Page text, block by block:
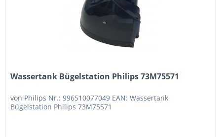
Wassertank Bügelstation Philips 73M75571
von Philips Nr.: 996510077049 EAN: Wassertank
Bügelstation Philips 73M75571